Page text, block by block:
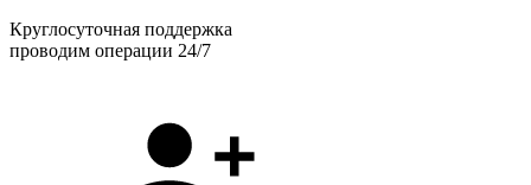
Круглосуточная поддержка
проводим операции 24/7